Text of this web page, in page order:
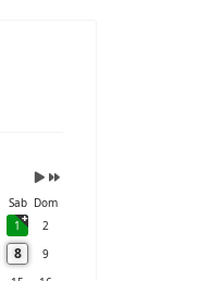
Sab Dom
1
2
8
9